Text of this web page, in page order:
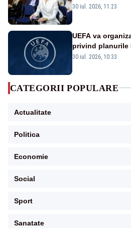
disperați, nu
30 iul. 2026, 11:23
UEFA va
privind planurile
Mondială
30 iul. 2026, 10:33
CATEGORII POPULARE
Actualitate
Politica
Economie
Social
Sport
Sanatate